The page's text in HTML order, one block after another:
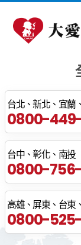
台北、新北、宜蘭
0800-
台中、彰化、南投
0800-
高雄、屏東、台東
0800-